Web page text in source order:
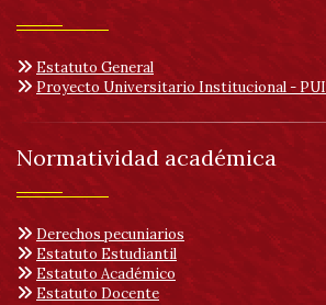
Estatuto General
Proyecto Universitario Institucional - PUI
Normatividad académica
Derechos pecuniarios
Estatuto Estudiantil
Estatuto Académico
Estatuto Docente